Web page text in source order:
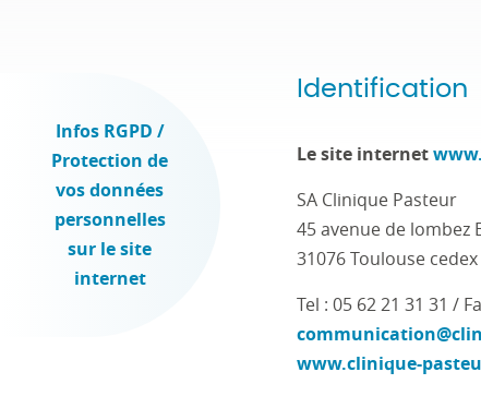
Infos RGPD /
Protection de
vos données
personnelles
sur le site
internet
Identification
Le site internet
SA Clinique Pasteur
45 avenue de lombez
31076 Toulouse cedex
Tel : 05 62 21 31 31 /
www.clinique-